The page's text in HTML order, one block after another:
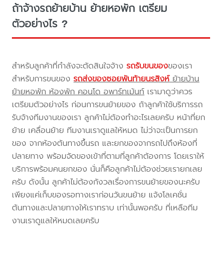
ถ้าจ้างรถย้ายบ้าน ย้ายหอพัก เตรียม
ตัวอย่างไร ?
สำหรับลูกค้าที่กำลังจะตัดสินใจจ้างรถรับขนของของเรา
สำหรับการขนของรถส่งของซอยพันท้ายนรสิงห์ย้ายบ้าน
ย้ายหอพัก ห้องพัก คอนโด อพาร์ทเม้นท์เรามาดูว่าควร
เตรียมตัวอย่างไร ก่อนการขนย้ายของ ถ้าลูกค้าใช้บริการรถ
รับจ้างทีมงานของเรา ลูกค้าไม่ต้องทำอะไรเลยครับ หน้าที่ยก
ย้าย เคลื่อนย้าย ทีมงานเราดูแลให้หมด ไม่ว่าจะเป็นการยก
ของ จากห้องต้นทางขึ้นรถ และยกของจากรถไปถึงห้องที่
ปลายทาง พร้อมจัดของเข้าที่ตามที่ลูกค้าต้องการ โดยเราให้
บริการพร้อมคนยกของ นั่นก็คือลูกค้าไม่ต้องช่วยเรายกเลย
ครับ ดังนั้น ลูกค้าไม่ต้องกังวลเรื่องการขนย้ายของนะครับ
เพียงแค่เก็บของรอทางเราก่อนวันขนย้าย แจ้งโลเคชั่น
ต้นทางและปลายทางให้เราทราบ เท่านั้นพอครับ ที่เหลือทีม
งานเราดูแลให้หมดเลยครับ